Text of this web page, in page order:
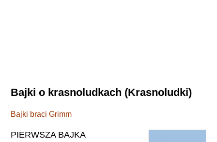
Bajki o krasnoludkach (Krasnoludki)
Bajki braci Grimm
PIERWSZA BAJKA